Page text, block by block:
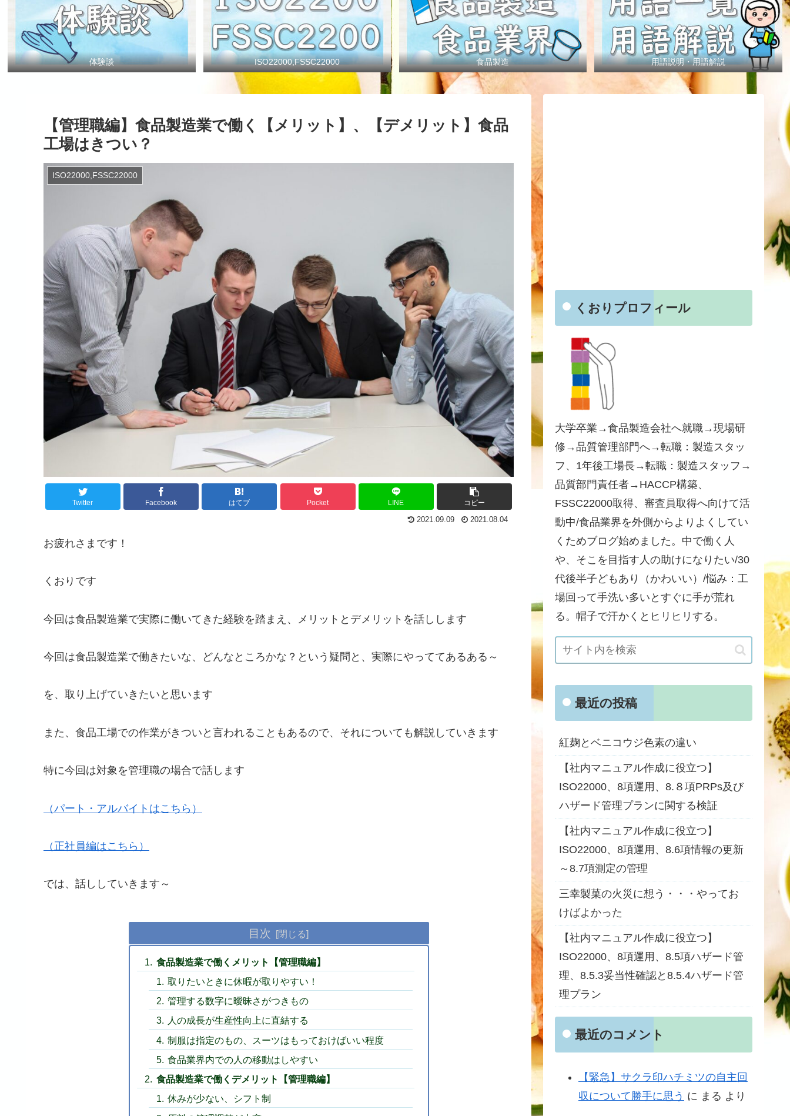
体験談 ISO22000,FSSC22000 食品製造 用語説明・用語解説
【管理職編】食品製造業で働く【メリット】、【デメリット】食品
工場はきつい？
ISO22000,FSSC22000
Twitter Facebook はてブ Pocket LINE コピー
2021.09.09 2021.08.04
お疲れさまです！
くおりです
今回は食品製造業で実際に働いてきた経験を踏まえ、メリットとデメリットを話しします
今回は食品製造業で働きたいな、どんなところかな？という疑問と、実際にやっててあるある～
を、取り上げていきたいと思います
また、食品工場での作業がきついと言われることもあるので、それについても解説していきます
特に今回は対象を管理職の場合で話します
（パート・アルバイトはこちら）
（正社員編はこちら）
では、話ししていきます～
目次
食品製造業で働くメリット【管理職編】
取りたいときに休暇が取りやすい！
管理する数字に曖昧さがつきもの
人の成長が生産性向上に直結する
制服は指定のもの、スーツはもっておけばいい程度
食品業界内での人の移動はしやすい
食品製造業で働くデメリット【管理職編】
休みが少ない、シフト制
くおりプロフィール
大学卒業→食品製造会社へ就職→現場研
修→品質管理部門へ→転職：製造スタッ
フ、1年後工場長→転職：製造スタッフ→
品質部門責任者→HACCP構築、
FSSC22000取得、審査員取得へ向けて活
動中/食品業界を外側からよりよくしてい
くためブログ始めました。中で働く人
や、そこを目指す人の助けになりたい/30
代後半子どもあり（かわいい）/悩み：工
場回って手洗い多いとすぐに手が荒れ
る。帽子で汗かくとヒリヒリする。
最近の投稿
紅麹とベニコウジ色素の違い
【社内マニュアル作成に役立つ】
ISO22000、8項運用、8.８項PRPs及び
ハザード管理プランに関する検証
【社内マニュアル作成に役立つ】
ISO22000、8項運用、8.6項情報の更新
～8.7項測定の管理
三幸製菓の火災に想う・・・やってお
けばよかった
【社内マニュアル作成に役立つ】
ISO22000、8項運用、8.5項ハザード管
理、8.5.3妥当性確認と8.5.4ハザード管
理プラン
最近のコメント
【緊急】サクラ印ハチミツの自主回
収について勝手に思う に まる より